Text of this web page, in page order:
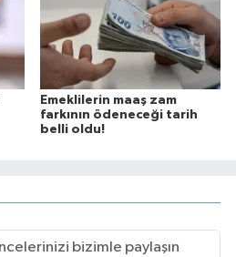
Emeklilerin maaş zam
farkının ödeneceği tarih
belli oldu!